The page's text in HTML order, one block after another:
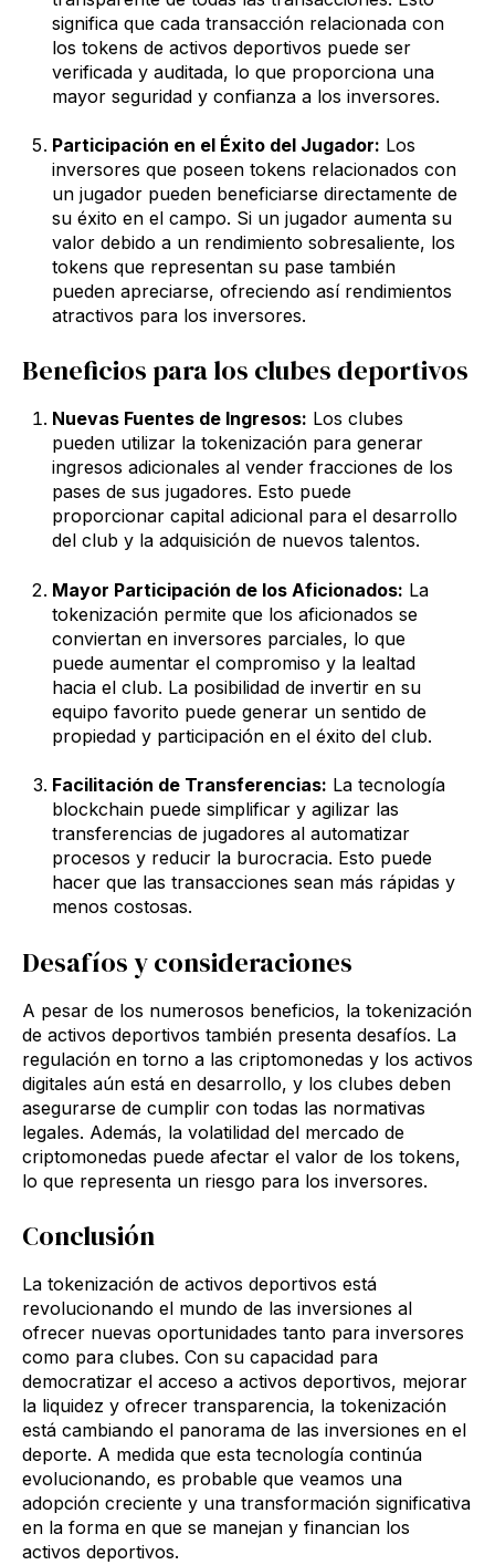
significa que cada transacción relacionada con
los tokens de activos deportivos puede ser
verificada y auditada, lo que proporciona una
mayor seguridad y confianza a los inversores.
Participación en el Éxito del Jugador: Los
inversores que poseen tokens relacionados con
un jugador pueden beneficiarse directamente de
su éxito en el campo. Si un jugador aumenta su
valor debido a un rendimiento sobresaliente, los
tokens que representan su pase también
pueden apreciarse, ofreciendo así rendimientos
atractivos para los inversores.
Beneficios para los clubes deportivos
Nuevas Fuentes de Ingresos: Los clubes
pueden utilizar la tokenización para generar
ingresos adicionales al vender fracciones de los
pases de sus jugadores. Esto puede
proporcionar capital adicional para el desarrollo
del club y la adquisición de nuevos talentos.
Mayor Participación de los Aficionados: La
tokenización permite que los aficionados se
conviertan en inversores parciales, lo que
puede aumentar el compromiso y la lealtad
hacia el club. La posibilidad de invertir en su
equipo favorito puede generar un sentido de
propiedad y participación en el éxito del club.
Facilitación de Transferencias: La tecnología
blockchain puede simplificar y agilizar las
transferencias de jugadores al automatizar
procesos y reducir la burocracia. Esto puede
hacer que las transacciones sean más rápidas y
menos costosas.
Desafíos y consideraciones
A pesar de los numerosos beneficios, la tokenización
de activos deportivos también presenta desafíos. La
regulación en torno a las criptomonedas y los activos
digitales aún está en desarrollo, y los clubes deben
asegurarse de cumplir con todas las normativas
legales. Además, la volatilidad del mercado de
criptomonedas puede afectar el valor de los tokens,
lo que representa un riesgo para los inversores.
Conclusión
La tokenización de activos deportivos está
revolucionando el mundo de las inversiones al
ofrecer nuevas oportunidades tanto para inversores
como para clubes. Con su capacidad para
democratizar el acceso a activos deportivos, mejorar
la liquidez y ofrecer transparencia, la tokenización
está cambiando el panorama de las inversiones en el
deporte. A medida que esta tecnología continúa
evolucionando, es probable que veamos una
adopción creciente y una transformación significativa
en la forma en que se manejan y financian los
activos deportivos.